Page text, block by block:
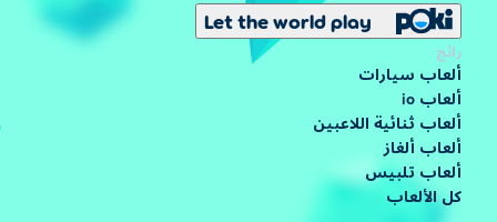
Let the world play
رائج
ألعاب سيارات
ألعاب io
ألعاب ثنائية اللاعبين
ألعاب ألغاز
ألعاب تلبيس
كل الألعاب